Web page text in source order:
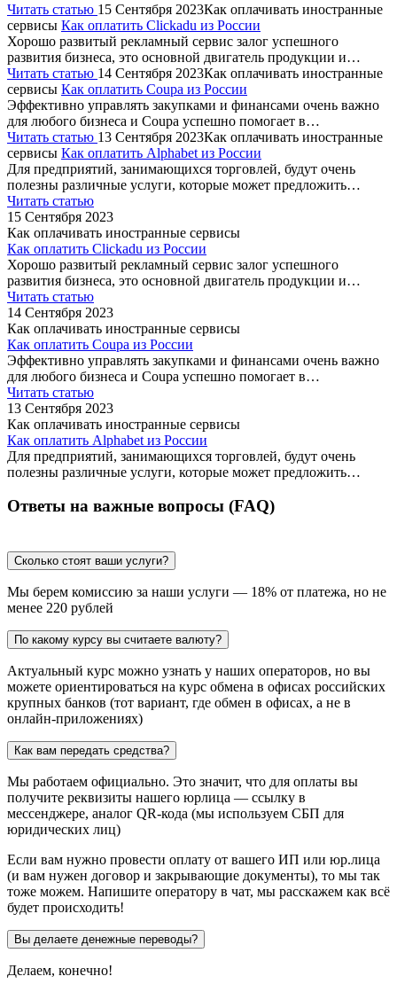
Читать статью 15 Сентября 2023Как оплачивать иностранные
сервисы Как оплатить Clickadu из России
Хорошо развитый рекламный сервис залог успешного
развития бизнеса, это основной двигатель продукции и…
Читать статью 14 Сентября 2023Как оплачивать иностранные
сервисы Как оплатить Coupa из России
Эффективно управлять закупками и финансами очень важно
для любого бизнеса и Coupa успешно помогает в…
Читать статью 13 Сентября 2023Как оплачивать иностранные
сервисы Как оплатить Alphabet из России
Для предприятий, занимающихся торговлей, будут очень
полезны различные услуги, которые может предложить…
Читать статью
15 Сентября 2023
Как оплачивать иностранные сервисы
Как оплатить Clickadu из России
Хорошо развитый рекламный сервис залог успешного
развития бизнеса, это основной двигатель продукции и…
Читать статью
14 Сентября 2023
Как оплачивать иностранные сервисы
Как оплатить Coupa из России
Эффективно управлять закупками и финансами очень важно
для любого бизнеса и Coupa успешно помогает в…
Читать статью
13 Сентября 2023
Как оплачивать иностранные сервисы
Как оплатить Alphabet из России
Для предприятий, занимающихся торговлей, будут очень
полезны различные услуги, которые может предложить…
Ответы на важные вопросы (FAQ)
Сколько стоят ваши услуги?
Мы берем комиссию за наши услуги — 18% от платежа, но не
менее 220 рублей
По какому курсу вы считаете валюту?
Актуальный курс можно узнать у наших операторов, но вы
можете ориентироваться на курс обмена в офисах российских
крупных банков (тот вариант, где обмен в офисах, а не в
онлайн-приложениях)
Как вам передать средства?
Мы работаем официально. Это значит, что для оплаты вы
получите реквизиты нашего юрлица — ссылку в
мессенджере, аналог QR-кода (мы используем СБП для
юридических лиц)
Если вам нужно провести оплату от вашего ИП или юр.лица
(и вам нужен договор и закрывающие документы), то мы так
тоже можем. Напишите оператору в чат, мы расскажем как всё
будет происходить!
Вы делаете денежные переводы?
Делаем, конечно!